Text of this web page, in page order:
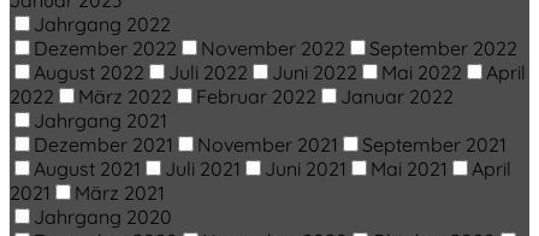
Jahrgang 2022
Dezember 2022
November 2022
September 2022
August 2022
Juli 2022 Juni 2022 Mai 2022
April
2022
März 2022 Februar 2022
Januar 2022
Jahrgang 2021
Dezember 2021
November 2021
September 2021
August 2021
Juli 2021 Juni 2021 Mai 2021
April
2021
März 2021
Jahrgang 2020